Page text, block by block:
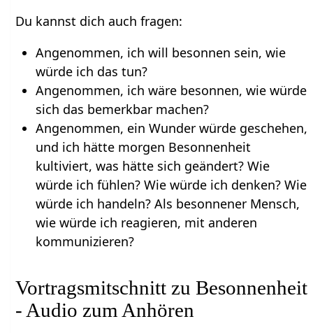
Du kannst dich auch fragen:
Angenommen, ich will besonnen sein, wie
würde ich das tun?
Angenommen, ich wäre besonnen, wie würde
sich das bemerkbar machen?
Angenommen, ein Wunder würde geschehen,
und ich hätte morgen Besonnenheit
kultiviert, was hätte sich geändert? Wie
würde ich fühlen? Wie würde ich denken? Wie
würde ich handeln? Als besonnener Mensch,
wie würde ich reagieren, mit anderen
kommunizieren?
Vortragsmitschnitt zu Besonnenheit
- Audio zum Anhören